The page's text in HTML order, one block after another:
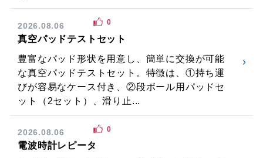
2026.08.06
真空パッドテストセット
豊富なパッド形状を用意し、簡単に交換が可能
な真空パッドテストセット。特徴は、①持ち運
びが容易なケース付き、②段ボール用パッドセ
ット（2セット）、滑り止...
0
2026.08.06
電波時計レピータ
0